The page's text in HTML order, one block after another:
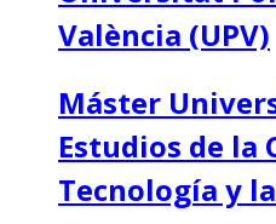
València (UPV)
Máster
Estudios de la
Tecnología y